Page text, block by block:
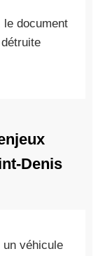
le document
Denis
véhicule